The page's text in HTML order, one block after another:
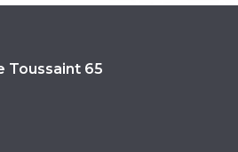
Toussaint 65